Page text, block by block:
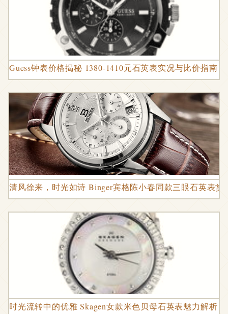
Guess钟表价格揭秘 1380-1410元石英表实况与比价指南
清风徐来，时光如诗 Binger宾格陈小春同款三眼石英表赏
时光流转中的优雅 Skagen女款米色贝母石英表魅力解析